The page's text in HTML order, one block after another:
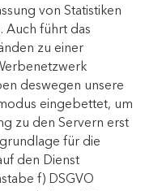
von Statistiken
Auch führt das
zu einer
deswegen unsere
eingebettet, um
zu den Servern erst
für die
den Dienst
f) DSGVO